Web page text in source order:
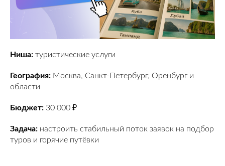
Ниша: туристические услуги
География: Москва, Санкт-Петербург, Оренбург и
области
Бюджет: 30 000 ₽
Задача: настроить стабильный поток заявок на подбор
туров и горячие путёвки